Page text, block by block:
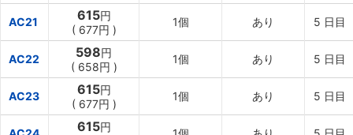
AC21 615円
( 677円 )
1個 あり 5 日目
AC22 598円
( 658円 )
1個 あり 5 日目
AC23 615円
( 677円 )
1個 あり 5 日目
615円